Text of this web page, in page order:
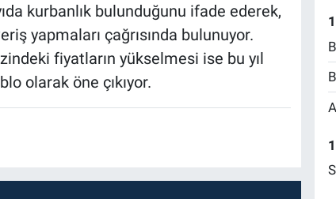
kurbanlık bulunduğunu ifade ederek,
yapmaları çağrısında bulunuyor.
fiyatların yükselmesi ise bu yıl
olarak öne çıkıyor.